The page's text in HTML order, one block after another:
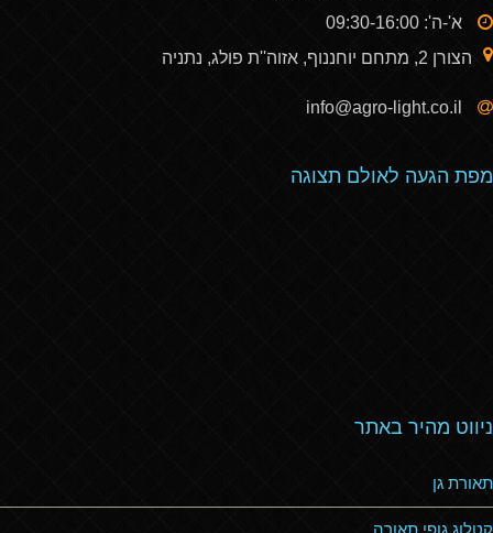
א'-ה': 09:30-16:00
הצורן 2, מתחם יוחננוף, אזוה''ת פולג, נתניה
מפת הגעה לאולם תצוגה
ניווט מהיר באתר
תאורת גן